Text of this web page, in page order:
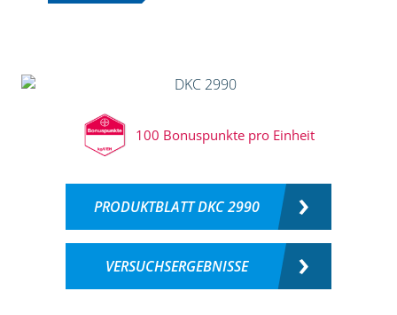
100 Bonuspunkte pro Einheit
PRODUKTBLATT DKC 2990
VERSUCHSERGEBNISSE